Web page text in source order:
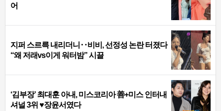
어
지퍼 스르륵 내리더니‥비비, 선정성 논란 터졌다
“왜 저래vs이게 워터밤” 시끌
‘김부장’ 최대훈 아내, 미스코리아 善+미스 인터내
셔널 3위 ♥장윤서였다